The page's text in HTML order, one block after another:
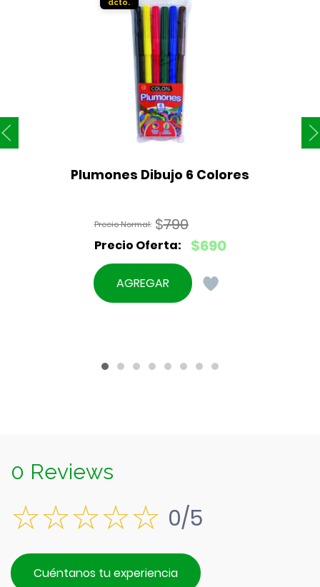
Plumones Dibujo 6 Colores
$790
El
precio
original
$690
El
precio
actual
AGREGAR
0 Reviews
0/5
Cuéntanos tu experiencia